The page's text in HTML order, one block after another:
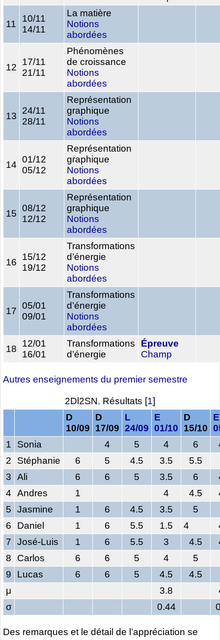
11
10/11
14/11
La matière
Notions
abordées
12
17/11
21/11
Phénomènes
de croissance
Notions
abordées
13
24/11
28/11
Représentation
graphique
Notions
abordées
14
01/12
05/12
Représentation
graphique
Notions
abordées
15
08/12
12/12
Représentation
graphique
Notions
abordées
16
15/12
19/12
Transformations
d’énergie
Notions
abordées
17
05/01
09/01
Transformations
d’énergie
Notions
abordées
18
12/01
16/01
Transformations
d’énergie
Épreuve
Champ
Autres enseignements du premier semestre
2Dl2SN. Résultats [1]
D
10/09
D
17/09
L
24/09
E
01/10
D
15/10
E
1
Sonia 4 5 4 6
2
Stéphanie 6 5 4.5 3.5
5.5
3
Ali 6 6 5 3.5 6
4
Andres 1 4 4.5
5
Jasmine 1 6 4.5 3.5
5
6
Daniel 1 6 5.5 1.5 4
7
José-Luis 1 6 5.5 3 4.5
8
Carlos 6 6 5 4
5
9
Lucas 6 6 5 4.5
4.5
μ
3.8
σ
0.44
Des remarques et le détail de l’appréciation se